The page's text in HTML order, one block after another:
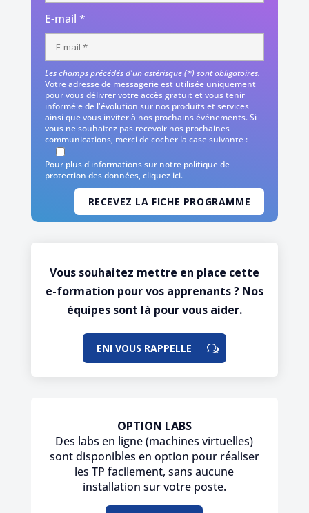
E-mail *
Les champs précédés d'un astérisque (*) sont obligatoires.
Votre adresse de messagerie est utilisée uniquement
pour vous délivrer votre accès gratuit et vous tenir
informé·e de l'évolution sur nos produits et services
ainsi que vous inviter à nos prochains événements. Si
vous ne souhaitez pas recevoir nos prochaines
communications, merci de cocher la case suivante :
Pour plus d'informations sur notre politique de
protection des données,cliquez ici.
Vous souhaitez mettre en place cette
e-formation pour vos apprenants ? Nos
équipes sont là pour vous aider.
ENI VOUS RAPPELLE
OPTION LABS
Des labs en ligne (machines virtuelles)
sont disponibles en option pour réaliser
les TP facilement, sans aucune
installation sur votre poste.